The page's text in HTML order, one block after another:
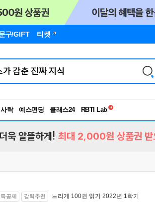
구/GIFT 티켓
사락 예스펀딩 클래스24
RBTI Lab
독서유형검사
욱 알뜰하게! 최대 2,000원 상품권 받
공제 강력추천 느리게 100권 읽기 2022년 1학기